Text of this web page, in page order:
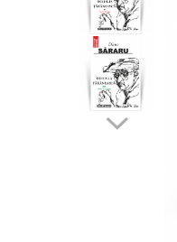
Contemporana